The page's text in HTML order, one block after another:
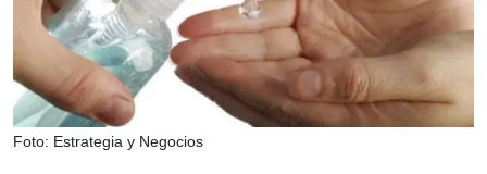
Foto: Estrategia y Negocios